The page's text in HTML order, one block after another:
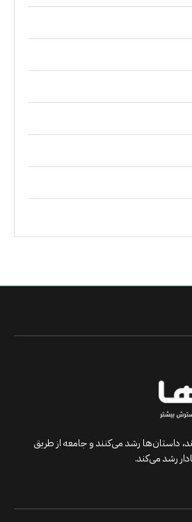
داستان‌ها رشد می‌کنند و جامعه از طریق
رشد می‌کند.